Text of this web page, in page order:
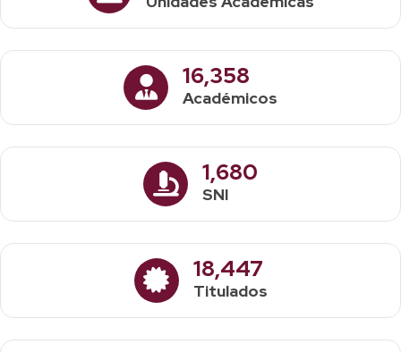
16,358
Académicos
1,680
SNI
18,447
Titulados